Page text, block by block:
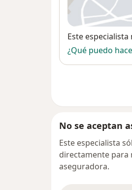
Disponibilidad
Este
¿Qué puedo
No se aceptan
Este especialista
directamente para
aseguradora.